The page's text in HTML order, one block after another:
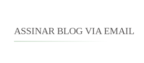
ASSINAR BLOG VIA EMAIL